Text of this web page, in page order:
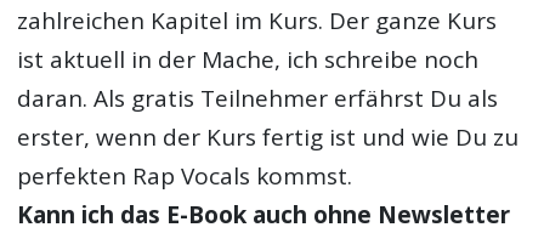
zahlreichen Kapitel im Kurs. Der ganze Kurs
ist aktuell in der Mache, ich schreibe noch
daran. Als gratis Teilnehmer erfährst Du als
erster, wenn der Kurs fertig ist und wie Du zu
perfekten Rap Vocals kommst.
Kann ich das E-Book auch ohne Newsletter